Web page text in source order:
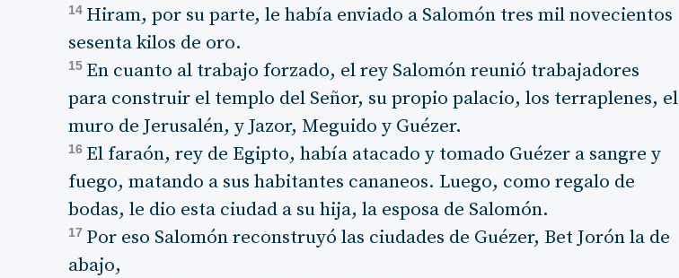
14 Hiram, por su parte, le había enviado a Salomón tres mil novecientos
sesenta kilos de oro.
15 En cuanto al trabajo forzado, el rey Salomón reunió trabajadores
para construir el templo del Señor, su propio palacio, los terraplenes, el
muro de Jerusalén, y Jazor, Meguido y Guézer.
16 El faraón, rey de Egipto, había atacado y tomado Guézer a sangre y
fuego, matando a sus habitantes cananeos. Luego, como regalo de
bodas, le dio esta ciudad a su hija, la esposa de Salomón.
17 Por eso Salomón reconstruyó las ciudades de Guézer, Bet Jorón la de
abajo,